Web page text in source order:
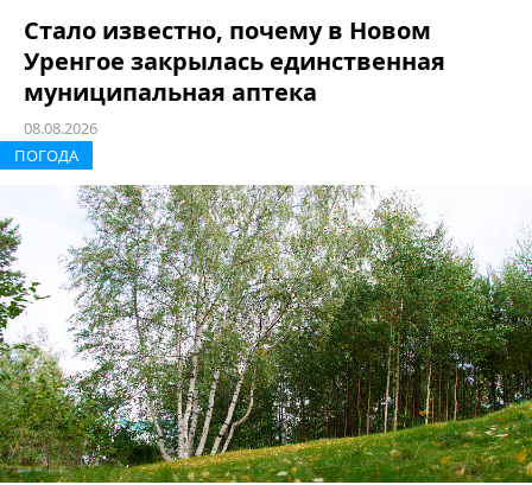
Стало известно, почему в Новом
Уренгое закрылась единственная
муниципальная аптека
08.08.2026
ПОГОДА